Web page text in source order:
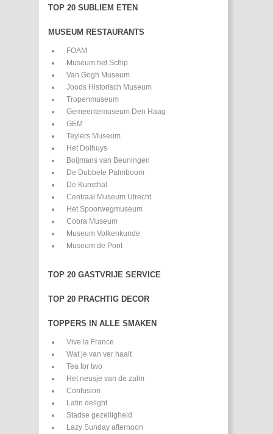
TOP 20 SUBLIEM ETEN
MUSEUM RESTAURANTS
FOAM
Museum het Schip
Van Gogh Museum
Joods Historisch Museum
Tropenmuseum
Gemeentemuseum Den Haag
GEM
Teylers Museum
Het Dolhuys
Boijmans van Beuningen
De Dubbele Palmboom
De Kunsthal
Centraal Museum Utrecht
Het Spoorwegmuseum
Cobra Museum
Museum Volkenkunde
Museum de Pont
TOP 20 GASTVRIJE SERVICE
TOP 20 PRACHTIG DECOR
TOPPERS IN ALLE SMAKEN
Vive la France
Wat je van ver haalt
Tea for two
Het neusje van de zalm
Confusion
Latin delight
Stadse gezelligheid
Lazy Sunday afternoon